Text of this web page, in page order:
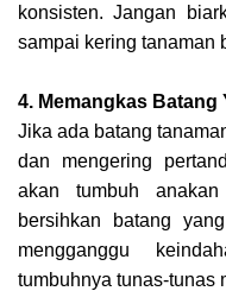
konsisten. Jangan
sampai kering tanaman
4. Memangkas
Jika ada batang
dan mengering
akan tumbuh
bersihkan batang
mengganggu
tumbuhnya tunas-tunas